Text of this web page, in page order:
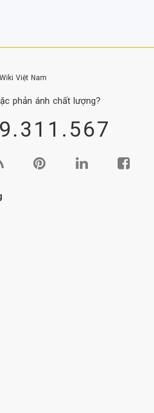
phản ánh chất lượng?